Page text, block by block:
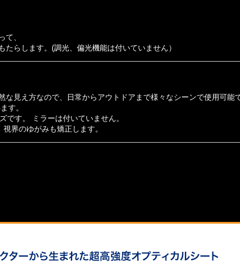
て、
らします。(調光、偏光機能は付いていません）
な見え方なので、
日常からアウトドアまで様々なシーンで使用可能
す。
です。 ミラーは付いていません。
界のゆがみも矯正します。